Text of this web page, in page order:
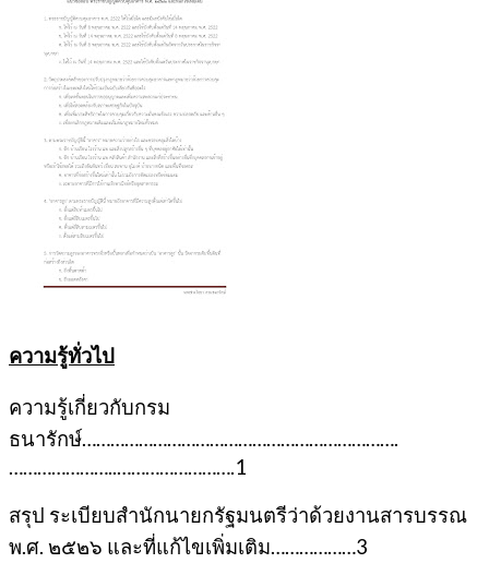
ความรู้ทั่วไป
ความรู้เกี่ยวกับกรม
ธนารักษ์………………………………………………………….
…………………..…………………….1
สรุป ระเบียบสำนักนายกรัฐมนตรีว่าด้วยงานสารบรรณ
พ.ศ. ๒๕๒๖ และที่แก้ไขเพิ่มเติม………………3